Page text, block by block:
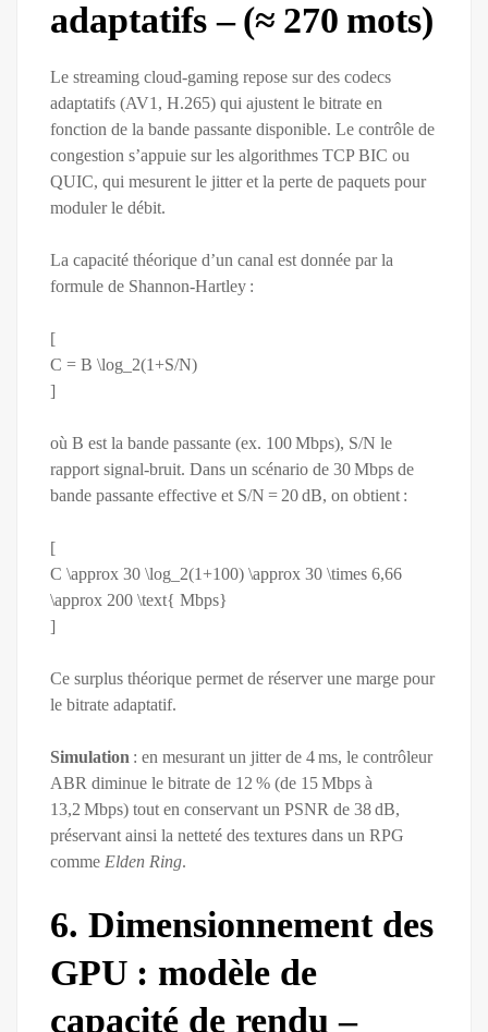
adaptatifs – (≈ 270 mots)
Le streaming cloud‑gaming repose sur des codecs
adaptatifs (AV1, H.265) qui ajustent le bitrate en
fonction de la bande passante disponible. Le contrôle de
congestion s’appuie sur les algorithmes TCP BIC ou
QUIC, qui mesurent le jitter et la perte de paquets pour
moduler le débit.
La capacité théorique d’un canal est donnée par la
formule de Shannon‑Hartley :
[
C = B \log_2(1+S/N)
]
où B est la bande passante (ex. 100 Mbps), S/N le
rapport signal‑bruit. Dans un scénario de 30 Mbps de
bande passante effective et S/N = 20 dB, on obtient :
[
C \approx 30 \log_2(1+100) \approx 30 \times 6,66
\approx 200 \text{ Mbps}
]
Ce surplus théorique permet de réserver une marge pour
le bitrate adaptatif.
Simulation : en mesurant un jitter de 4 ms, le contrôleur
ABR diminue le bitrate de 12 % (de 15 Mbps à
13,2 Mbps) tout en conservant un PSNR de 38 dB,
préservant ainsi la netteté des textures dans un RPG
comme Elden Ring.
6. Dimensionnement des
GPU : modèle de
capacité de rendu –